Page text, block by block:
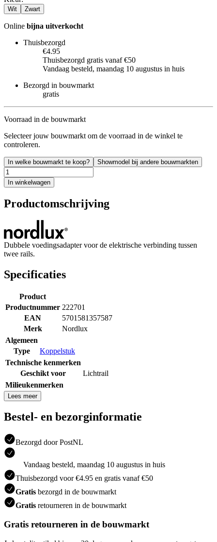
Wit Zwart
Online bijna uitverkocht
Thuisbezorgd
€4.95
Thuisbezorgd gratis vanaf €50
Vandaag besteld, maandag 10 augustus in huis
Bezorgd in bouwmarkt
gratis
Voorraad in de bouwmarkt
Selecteer jouw bouwmarkt om de voorraad in de winkel te
controleren.
In welke bouwmarkt te koop? Showmodel bij andere bouwmarkten
In winkelwagen
Productomschrijving
Dubbele voedingsadapter voor de elektrische verbinding tussen
twee rails.
Specificaties
Product
Productnummer 222701
EAN
5701581357587
Merk
Nordlux
Algemeen
Type
Koppelstuk
Technische kenmerken
Geschikt voor
Lichtrail
Milieukenmerken
Lees meer
Bestel- en bezorginformatie
Bezorgd door PostNL
Vandaag besteld, maandag 10 augustus in huis
Thuisbezorgd voor €4.95 en gratis vanaf €50
Gratis bezorgd in de bouwmarkt
Gratis retourneren in de bouwmarkt
Gratis retourneren in de bouwmarkt